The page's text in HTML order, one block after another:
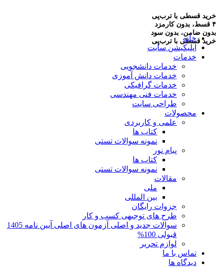
خرید قسطی با ترب‌پی
۴ قسط، بدون کارمزد
بدون ضامن، بدون سود
خرید قسطی با ترب‌پی
خانه
اپلیکیشن سایت
خدمات
خدمات دانشجویی
خدمات دانش آموزی
خدمات گرافیکی
خدمات فنی مهندسی
طراحی سایت
محصولات
علمی و کاربردی
کتاب ها
نمونه سوالات تستی
پیام نور
کتاب ها
نمونه سوالات تستی
مقالات
ملی
بین المللی
جزوات رایگان
طرح های توجیهی کسب و کار
سوالات جدید و اصلی آزمون های اصلی آیین نامه 1405
قبولی 100%
لوازم تحریر
تماس با ما
دیدگاه ها